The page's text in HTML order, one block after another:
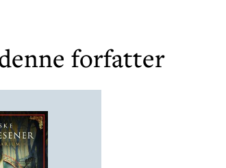
forfatter